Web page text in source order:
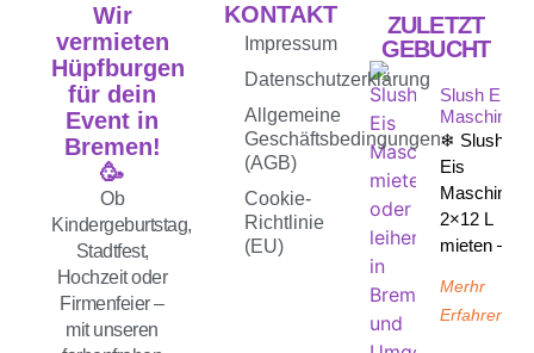
Wir
vermieten
Hüpfburgen
für dein
Event in
Bremen!
🥳
Ob
Kindergeburtstag,
Stadtfest,
Hochzeit oder
Firmenfeier –
mit unseren
KONTAKT
Impressum
Datenschutzerklärung
Allgemeine
Geschäftsbedingungen
(AGB)
Cookie-
Richtlinie
(EU)
ZULETZT
GEBUCHT
Slush Eis
Maschine
❄ Slush-
Eis
Maschine
2×12 L
mieten –
Merhr
Erfahren